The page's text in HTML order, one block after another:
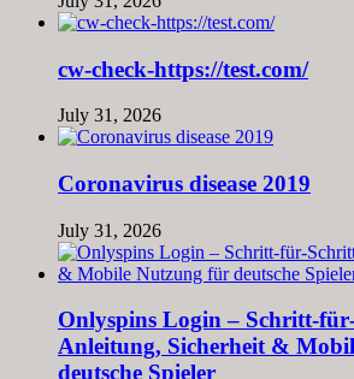
cw-check-https://test.com/
July 31, 2026
Coronavirus disease 2019
July 31, 2026
Onlyspins Login –
Anleitung, Sicherheit &
deutsche Spieler